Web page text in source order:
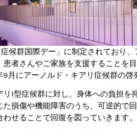
候群国際デー」に制定されており
者さんやご家族を支援することを
月にアーノルド・キアリ症候群の啓
I型症候群に対し、身体への負担を
損傷や機能障害のうち、可逆的で
せることで回復を図っていきます。